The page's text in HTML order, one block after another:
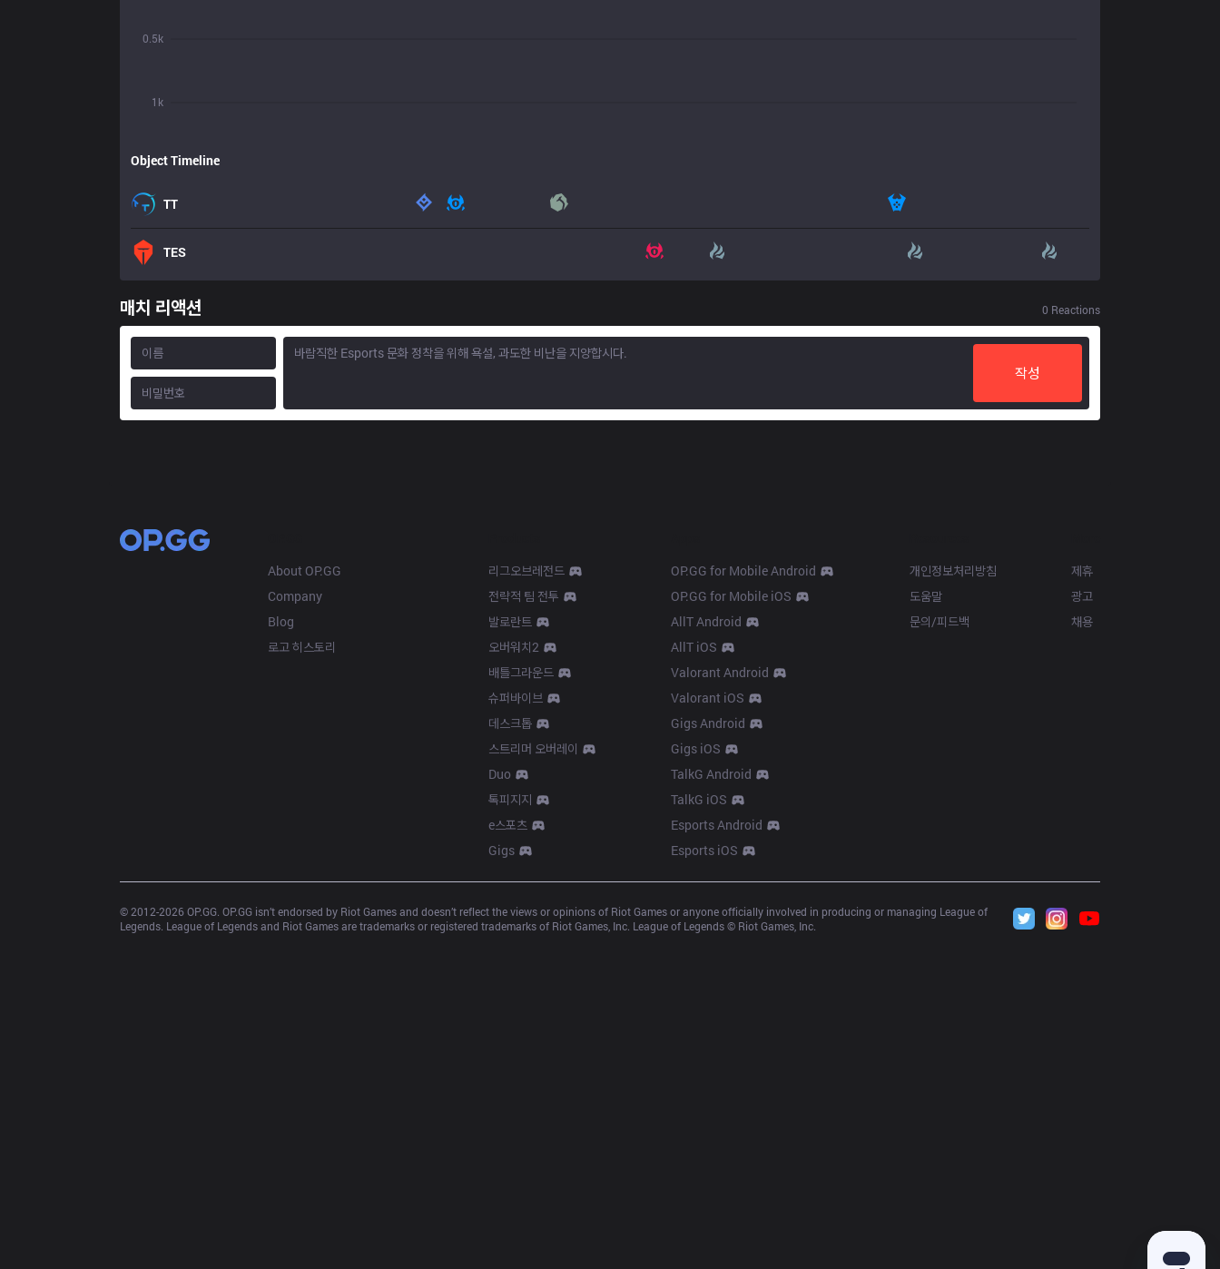
1k
0.5k
Object Timeline
TT
TES
매치 리액션 0 Reactions
작성
About OP.GG
Company
Blog
로고 히스토리
리그오브레전드
전략적 팀 전투
발로란트
오버워치2
배틀그라운드
슈퍼바이브
데스크톱
스트리머 오버레이
Duo
톡피지지
e스포츠
Gigs
OP.GG for Mobile Android
OP.GG for Mobile iOS
AllT Android
AllT iOS
Valorant Android
Valorant iOS
Gigs Android
Gigs iOS
TalkG Android
TalkG iOS
Esports Android
Esports iOS
개인정보처리방침
도움말
문의/피드백
제휴
광고
채용
© 2012-2026 OP.GG. OP.GG isn’t endorsed by Riot Games and doesn’t reflect the views or opinions of Riot Games or anyone officially involved in producing or managing League of
Legends. League of Legends and Riot Games are trademarks or registered trademarks of Riot Games, Inc. League of Legends © Riot Games, Inc.